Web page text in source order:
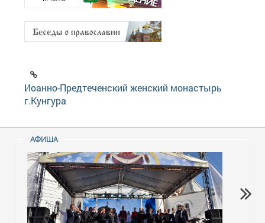
Иоанно-Предтеченский женский монастырь
г.Кунгура
АФИША